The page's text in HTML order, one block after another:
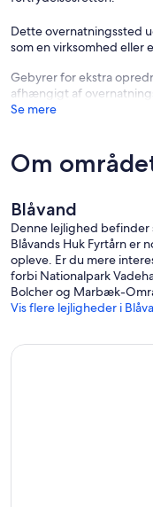
Dette overnatningssted
som en virksomhed eller
Gebyrer for ekstra
afhængigt af
Se mere
Om
Blåvand
Denne lejlighed befinder
Blåvands Huk Fyrtårn er
opleve. Er du mere
forbi Nationalpark
Bolcher og Marbæk-
Vis flere lejligheder i